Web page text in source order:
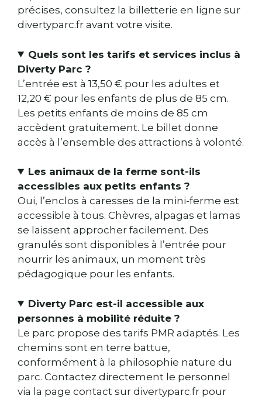
précises, consultez la billetterie en ligne sur
divertyparc.fr avant votre visite.
Quels sont les tarifs et services inclus à
Diverty Parc ?
L’entrée est à 13,50 € pour les adultes et
12,20 € pour les enfants de plus de 85 cm.
Les petits enfants de moins de 85 cm
accèdent gratuitement. Le billet donne
accès à l’ensemble des attractions à volonté.
Les animaux de la ferme sont-ils
accessibles aux petits enfants ?
Oui, l’enclos à caresses de la mini-ferme est
accessible à tous. Chèvres, alpagas et lamas
se laissent approcher facilement. Des
granulés sont disponibles à l’entrée pour
nourrir les animaux, un moment très
pédagogique pour les enfants.
Diverty Parc est-il accessible aux
personnes à mobilité réduite ?
Le parc propose des tarifs PMR adaptés. Les
chemins sont en terre battue,
conformément à la philosophie nature du
parc. Contactez directement le personnel
via la page contact sur divertyparc.fr pour